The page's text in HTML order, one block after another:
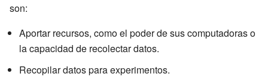
son:
Aportar recursos, como el poder de sus computadoras o
la capacidad de recolectar datos.
Recopilar datos para experimentos.